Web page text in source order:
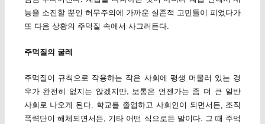
능을 소진할 뿐인 허무주의에 가까운 실존적 고민들이 피었다가
또 다음 상황의 주먹질 속에서 사그러든다.
주먹질의 굴레
주먹질이 규칙으로 작용하는 작은 사회에 평생 머물러 있는 경
우가 완전히 없지는 않겠지만, 보통은 언젠가는 좀 더 큰 일반
사회로 나오게 된다. 학교를 졸업하고 사회인이 되면서든, 조직
폭력단이 해체되면서든, 기타 어떤 식으로든 말이다. 그 때 주먹